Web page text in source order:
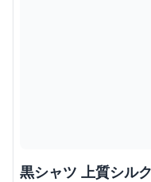
黒シャツ 上質シル